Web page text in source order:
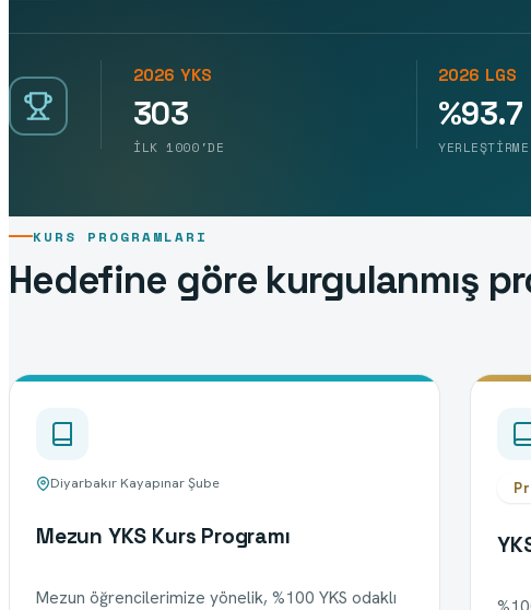
2026 YKS
303
İLK 1000'DE
2026 LGS
%93.7
KURS PROGRAMLARI
Hedefine göre kurgulanmış
Diyarbakır Kayapınar Şube
Mezun YKS Kurs Programı
Mezun öğrencilerimize yönelik, %100 YKS odaklı